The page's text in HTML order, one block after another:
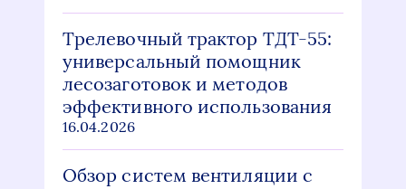
Трелевочный трактор ТДТ-55:
универсальный помощник
лесозаготовок и методов
эффективного использования
16.04.2026
Обзор систем вентиляции с